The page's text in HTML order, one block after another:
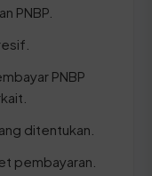
PNBP.
PNBP
ditentukan.
pembayaran.